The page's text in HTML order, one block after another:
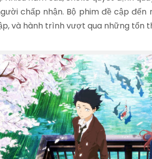
chấp nhận. Bộ phim đề cập
và hành trình vượt qua những tổn